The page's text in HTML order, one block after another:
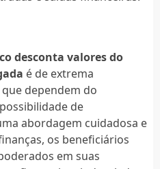
desconta valores do
é de extrema
dependem do
de
abordagem cuidadosa e
os beneficiários
em suas